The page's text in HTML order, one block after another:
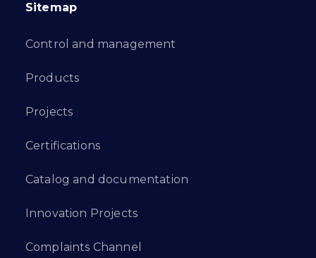
Sitemap
Control and management
Products
Projects
Certifications
Catalog and documentation
Innovation Projects
Complaints Channel